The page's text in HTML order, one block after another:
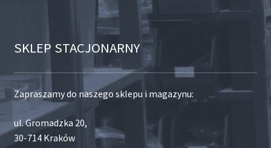
SKLEP STACJONARNY
Zapraszamy do naszego sklepu i magazynu:
ul. Gromadzka 20,
30-714 Kraków